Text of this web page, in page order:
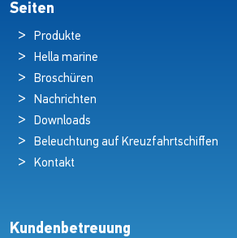
Seiten
Produkte
Hella marine
Broschüren
Nachrichten
Downloads
Beleuchtung auf Kreuzfahrtschiffen
Kontakt
Kundenbetreuung